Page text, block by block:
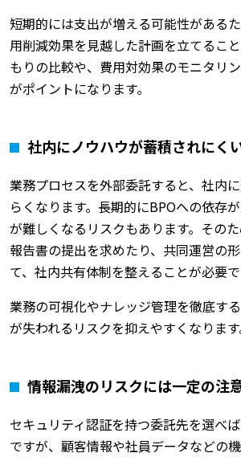
短期的には支出が増える可能性がある
用削減効果を見越した計画を立てるこ
もりの比較や、費用対効果のモニタリ
がポイントになります。
社内にノウハウが蓄積されにく
業務プロセスを外部委託すると、社内
らくなります。長期的にBPOへの依存
が難しくなるリスクもあります。その
報告書の提出を求めたり、共同運営の
て、社内共有体制を整えることが必要で
業務の可視化やナレッジ管理を徹底す
が失われるリスクを抑えやすくなります
情報漏洩のリスクには一定の注
セキュリティ認証を持つ委託先を選べ
ですが、顧客情報や社員データなどの